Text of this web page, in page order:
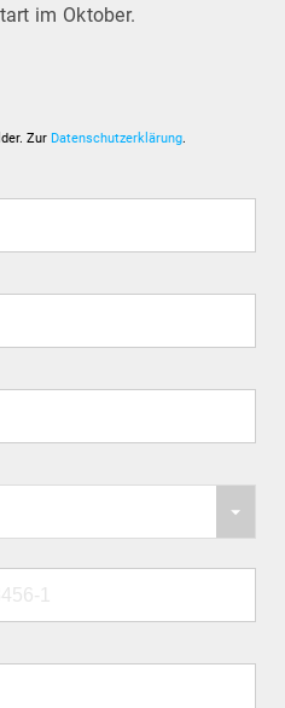
im Oktober.
Zur Datenschutzerklärung.